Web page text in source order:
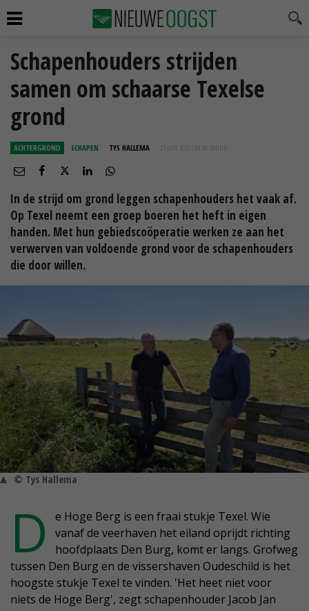
Schapenhouders strijden
samen om schaarse Texelse
grond
ACHTERGROND SCHAPEN TYS HALLEMA 23 JUN 2025 OM 06:30
In de strijd om grond leggen schapenhouders het vaak af.
Op Texel neemt een groep boeren het heft in eigen
handen. Met hun gebiedscoöperatie werken ze aan het
verwerven van voldoende grond voor de schapenhouders
die door willen.
© Tys Hallema
D
e Hoge Berg is een fraai stukje Texel. Wie
vanaf de veerhaven het eiland oprijdt richting
hoofdplaats Den Burg, komt er langs. Grofweg
tussen Den Burg en de vissershaven Oudeschild is het
hoogste stukje Texel te vinden. 'Het heet niet voor
niets de Hoge Berg', zegt schapenhouder Jacob Jan